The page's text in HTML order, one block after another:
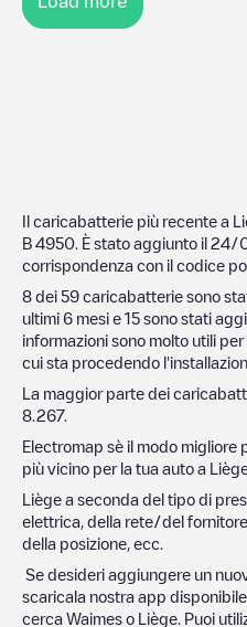
Il caricabatterie più recente a
B 4950 . È stato aggiunto il 24/
corrispondenza con il codice
8 dei 59 caricabatterie sono
ultimi 6 mesi e 15 sono stati
informazioni sono molto utili
cui sta procedendo
La maggior parte dei
8.267.
Electromap sè il modo migliore
più vicino per la tua auto a
Liège a seconda del tipo di
elettrica, della rete/del
della posizione, ecc.
Se desideri aggiungere un
scaricala nostra app
cerca Waimes o Liège . Puoi